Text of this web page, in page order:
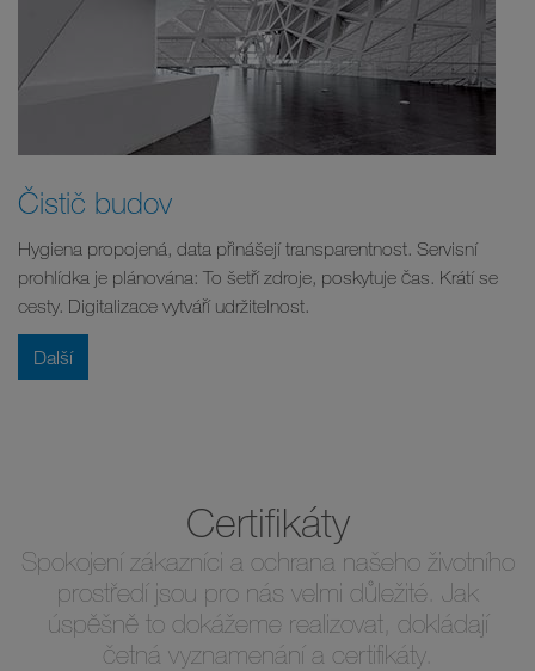
Čistič budov
Hygiena propojená, data přinášejí transparentnost. Servisní
prohlídka je plánována: To šetří zdroje, poskytuje čas. Krátí se
cesty. Digitalizace vytváří udržitelnost.
Další
Certifikáty
Spokojení zákazníci a ochrana našeho životního
prostředí jsou pro nás velmi důležité. Jak
úspěšně to dokážeme realizovat, dokládají
četná vyznamenání a certifikáty.